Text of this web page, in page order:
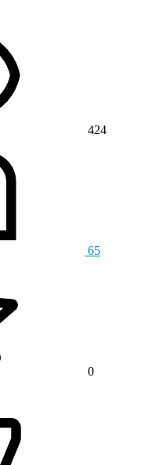
424
65
0